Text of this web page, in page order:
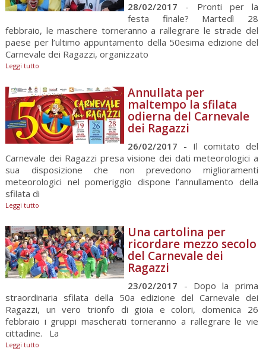
28/02/2017 - Pronti per la
festa finale? Martedì 28
febbraio, le maschere torneranno a rallegrare le strade del
paese per l’ultimo appuntamento della 50esima edizione del
Carnevale dei Ragazzi, organizzato
Leggi tutto
Annullata per
maltempo la sfilata
odierna del Carnevale
dei Ragazzi
26/02/2017 - Il comitato del
Carnevale dei Ragazzi presa visione dei dati meteorologici a
sua disposizione che non prevedono miglioramenti
meteorologici nel pomeriggio dispone l’annullamento della
sfilata di
Leggi tutto
Una cartolina per
ricordare mezzo secolo
del Carnevale dei
Ragazzi
23/02/2017 - Dopo la prima
straordinaria sfilata della 50a edizione del Carnevale dei
Ragazzi, un vero trionfo di gioia e colori, domenica 26
febbraio i gruppi mascherati torneranno a rallegrare le vie
cittadine. La
Leggi tutto